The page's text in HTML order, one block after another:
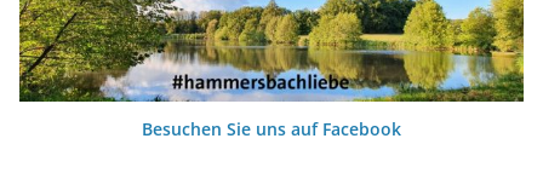
Besuchen Sie uns auf Facebook